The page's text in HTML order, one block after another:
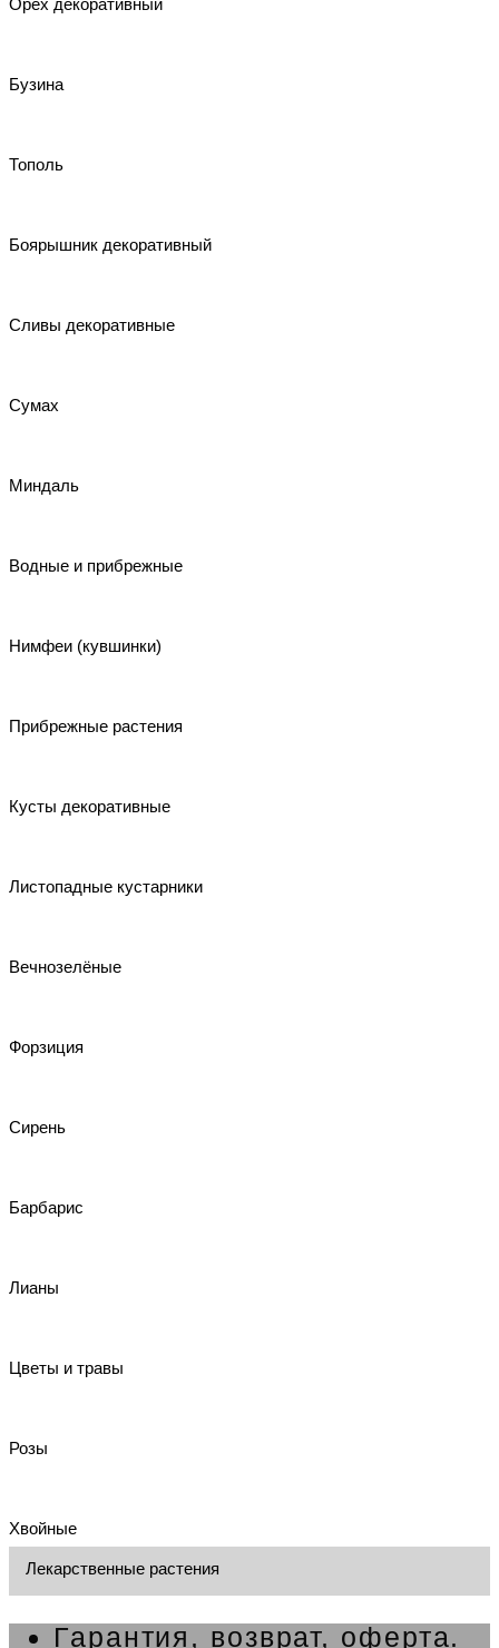
Орех декоративный
Бузина
Тополь
Боярышник декоративный
Сливы декоративные
Сумах
Миндаль
Водные и прибрежные
Нимфеи (кувшинки)
Прибрежные растения
Кусты декоративные
Листопадные кустарники
Вечнозелёные
Форзиция
Сирень
Барбарис
Лианы
Цветы и травы
Розы
Хвойные
Лекарственные растения
Гарантия, возврат, оферта.